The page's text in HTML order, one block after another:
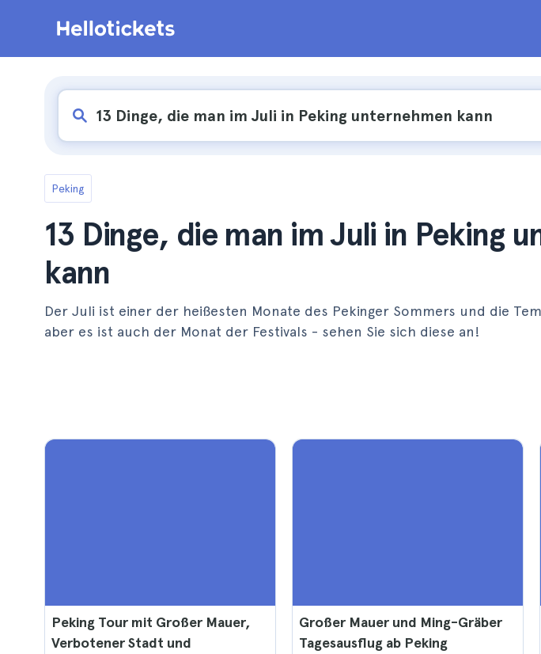
Peking
13 Dinge, die man im Juli in Peking
kann
Der Juli ist einer der heißesten Monate des Pekinger Sommers und die
aber es ist auch der Monat der Festivals - sehen Sie sich diese an!
Peking Tour mit Großer Mauer,
Verbotener Stadt und
Großer Mauer und Ming-Gräber
Tagesausflug ab Peking